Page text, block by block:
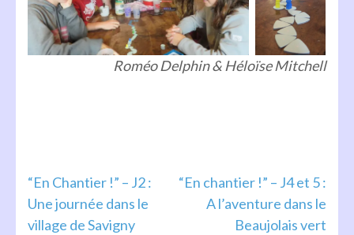
Roméo Delphin& Héloïse Mitchell
Navigation
de
“En Chantier !” – J2 :
Une journée dans le
village de Savigny
“En chantier !” – J4 et 5 :
A l’aventure dans le
Beaujolais vert